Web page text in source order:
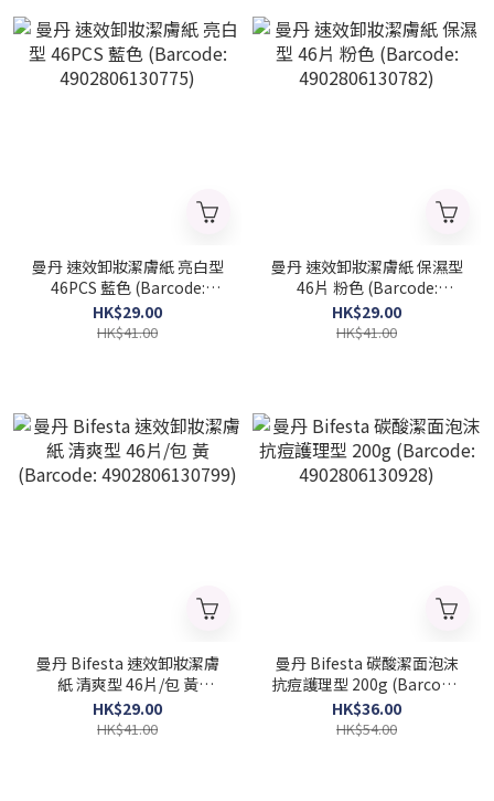
曼丹 速效卸妝潔膚紙 亮白型
46PCS 藍色 (Barcode:
4902806130775)
HK$29.00
HK$41.00
曼丹 速效卸妝潔膚紙 保濕型
46片 粉色 (Barcode:
4902806130782)
HK$29.00
HK$41.00
曼丹 Bifesta 速效卸妝潔膚
紙 清爽型 46片/包 黃
(Barcode: 4902806130799)
HK$29.00
HK$41.00
曼丹 Bifesta 碳酸潔面泡沫
抗痘護理型 200g (Barcode:
4902806130928)
HK$36.00
HK$54.00